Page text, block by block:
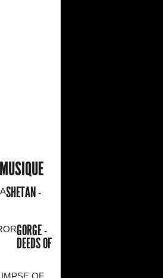
SHETAN -
GORGE -
DEEDS OF